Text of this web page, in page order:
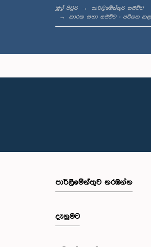
මුල් පිටුව
පාර්ලිමේන්තුව සජීවීව
කාරක සභා සජීවීව - පටිගත කළ
පාර්ලි‌මේන්තුව නරඹන්න
දැනුමට